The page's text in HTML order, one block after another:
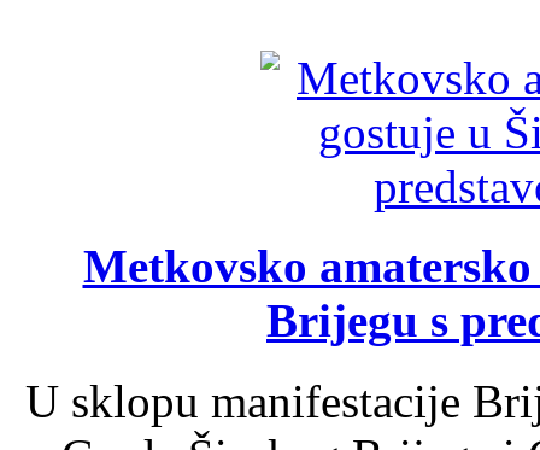
Metkovsko
Brijegu s
U sklopu manifestacije